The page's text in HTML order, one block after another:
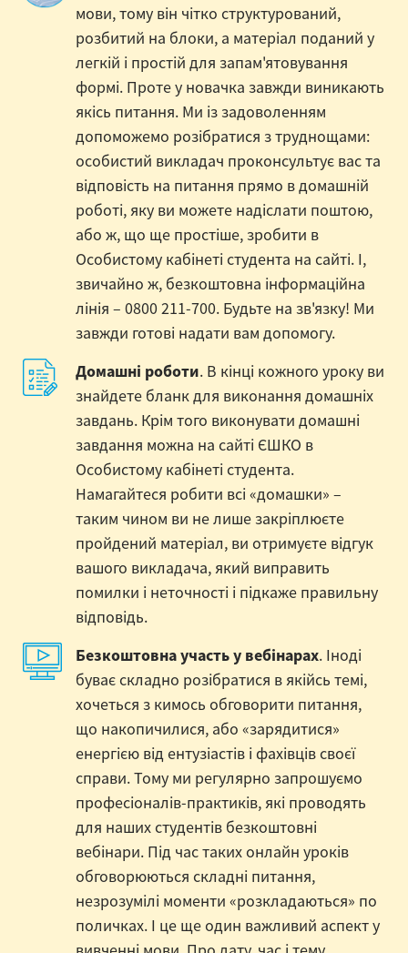
мови, тому він чітко структурований,
розбитий на блоки, а матеріал поданий у
легкій і простій для запам'ятовування
формі. Проте у новачка завжди виникають
якісь питання. Ми із задоволенням
допоможемо розібратися з труднощами:
особистий викладач проконсультує вас та
відповість на питання прямо в домашній
роботі, яку ви можете надіслати поштою,
або ж, що ще простіше, зробити в
Особистому кабінеті студента на сайті. І,
звичайно ж, безкоштовна інформаційна
лінія – 0800 211-700. Будьте на зв'язку! Ми
завжди готові надати вам допомогу.
Домашні роботи. В кінці кожного уроку ви
знайдете бланк для виконання домашніх
завдань. Крім того виконувати домашні
завдання можна на сайті ЄШКО в
Особистому кабінеті студента.
Намагайтеся робити всі «домашки» –
таким чином ви не лише закріплюєте
пройдений матеріал, ви отримуєте відгук
вашого викладача, який виправить
помилки і неточності і підкаже правильну
відповідь.
Безкоштовна участь у вебінарах. Іноді
буває складно розібратися в якійсь темі,
хочеться з кимось обговорити питання,
що накопичилися, або «зарядитися»
енергією від ентузіастів і фахівців своєї
справи. Тому ми регулярно запрошуємо
професіоналів-практиків, які проводять
для наших студентів безкоштовні
вебінари. Під час таких онлайн уроків
обговорюються складні питання,
незрозумілі моменти «розкладаються» по
поличках. І це ще один важливий аспект у